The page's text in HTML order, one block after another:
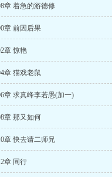
章 着急的游德修
章 前因后果
章 惊艳
章 猫戏老鼠
章 求真峰李若愚(加一)
章 那又如何
章 快去请二师兄
章 同行